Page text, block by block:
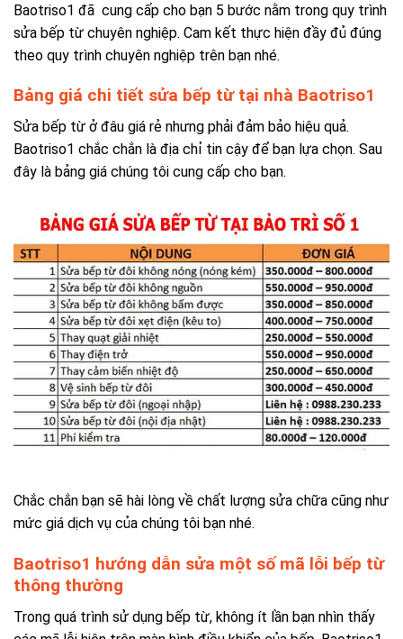
Baotriso1 đã cung cấp cho bạn 5 bước nằm trong quy trình
sửa bếp từ chuyên nghiệp. Cam kết thực hiện đầy đủ đúng
theo quy trình chuyên nghiệp trên bạn nhé.
Bảng giá chi tiết sửa bếp từ tại nhà Baotriso1
Sửa bếp từ ở đâu giá rẻ nhưng phải đảm bảo hiệu quả.
Baotriso1 chắc chắn là địa chỉ tin cậy để bạn lựa chọn. Sau
đây là bảng giá chúng tôi cung cấp cho bạn.
Chắc chắn bạn sẽ hài lòng về chất lượng sửa chữa cũng như
mức giá dịch vụ của chúng tôi bạn nhé.
Baotriso1 hướng dẫn sửa một số mã lỗi bếp từ
thông thường
Trong quá trình sử dụng bếp từ, không ít lần bạn nhìn thấy